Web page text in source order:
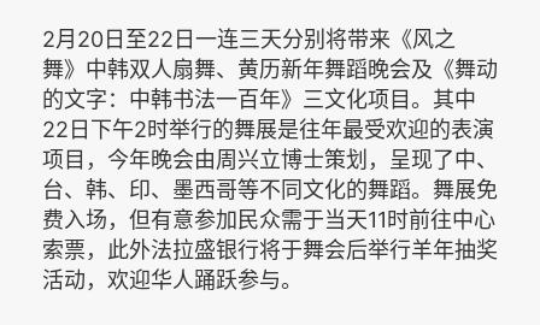
2月20日至22日一连三天分别将带来《风之
舞》中韩双人扇舞、黄历新年舞蹈晚会及《舞动
的文字：中韩书法一百年》三文化项目。其中
22日下午2时举行的舞展是往年最受欢迎的表演
项目，今年晚会由周兴立博士策划，呈现了中、
台、韩、印、墨西哥等不同文化的舞蹈。舞展免
费入场，但有意参加民众需于当天11时前往中心
索票，此外法拉盛银行将于舞会后举行羊年抽奖
活动，欢迎华人踊跃参与。